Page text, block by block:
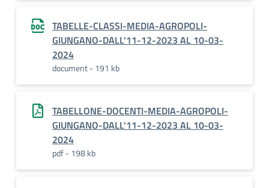
TABELLE-CLASSI-MEDIA-AGROPOLI-
GIUNGANO-DALL'11-12-2023 AL 10-03-
2024
document - 191 kb
TABELLONE-DOCENTI-MEDIA-AGROPOLI-
GIUNGANO-DALL'11-12-2023 AL 10-03-
2024
pdf - 198 kb